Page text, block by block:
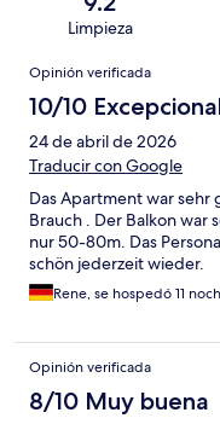
Limpieza
Opiniones
Opinión verificada
10/10
24 de abril de 2026
Traducir con Google
Das Apartment war sehr
Brauch . Der Balkon war
nur 50-80m. Das
schön jederzeit wieder.
Rene, se hospedó 11
Opinión verificada
8/10 Muy buena